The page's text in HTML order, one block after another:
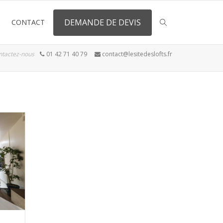
CONTACT DEMANDE DE DEVIS
nous 01 42 71 40 79 contact@lesitedeslofts.fr